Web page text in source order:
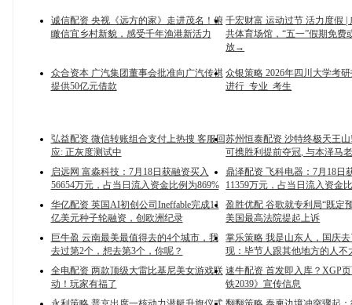
诚信配资 央视《远方的家》走进茂名！俯
瞰信宜乡村新貌，感受千年渔港新活力
千宏财富 运动过节 活力度假 |
共体育场馆，“五一”假期免费
放→
众合资本 广汽集团董事会批准向广汽传祺
提供50亿元借款
众银策略 2026年四川大学考
进行_专业_考生
弘益配资 微信转账组合支付上热搜 客服回
应: 正灰度测试中
苏州恒泰配资 沙特终极天王
可携胜利提前夺冠, 与本泽马
启远网 富淼科技：7月18日获融资买入
56654万元，占当日流入资金比例为869%
鼎泽配资 飞科电器：7月18日
11359万元，占当日流入资金
华亿配资 英国AI初创公司Ineffable完成11
亿美元种子轮融资，创欧洲纪录
盈胜优配 谷歌就专利局“既定
美国最高法院提起上诉
巨牛盈 云南最美最值得去的4个城市，我
去过第2个，想去第3个，你呢？
掌乐策略 我是山东人，国庆
现：毕节人跟其他地方的人不
全电配资 两款顶级大雷比基尼美女游戏联
动！玩家有福了
速牛配资 首发即入库？XGP
铁2039》宣传信息